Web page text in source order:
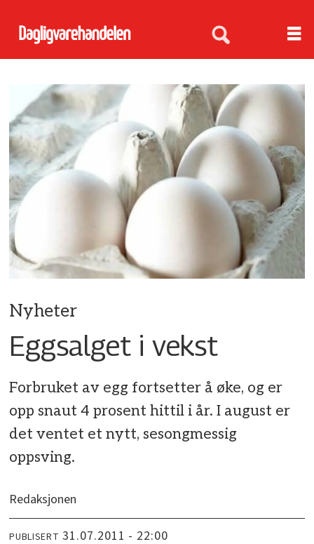
Nyheter
Eggsalget i vekst
Forbruket av egg fortsetter å øke, og er
opp snaut 4 prosent hittil i år. I august er
det ventet et nytt, sesongmessig
oppsving.
Redaksjonen
PUBLISERT 31.07.2011 - 22:00